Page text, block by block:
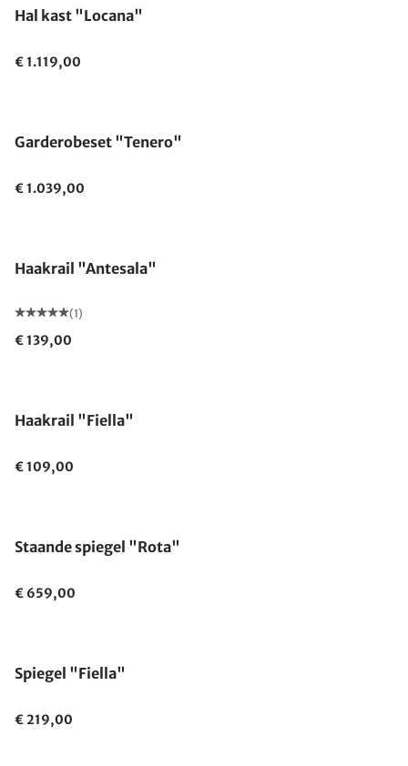
Hal kast "Locana"
€ 1.119,00
Garderobeset "Tenero"
€ 1.039,00
Haakrail "Antesala"
(1)
€ 139,00
Haakrail "Fiella"
€ 109,00
Staande spiegel "Rota"
€ 659,00
Spiegel "Fiella"
€ 219,00